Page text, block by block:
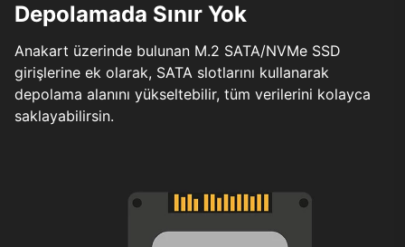
Depolamada Sınır Yok
Anakart üzerinde bulunan M.2 SATA/NVMe SSD
girişlerine ek olarak, SATA slotlarını kullanarak
depolama alanını yükseltebilir, tüm verilerini kolayca
saklayabilirsin.